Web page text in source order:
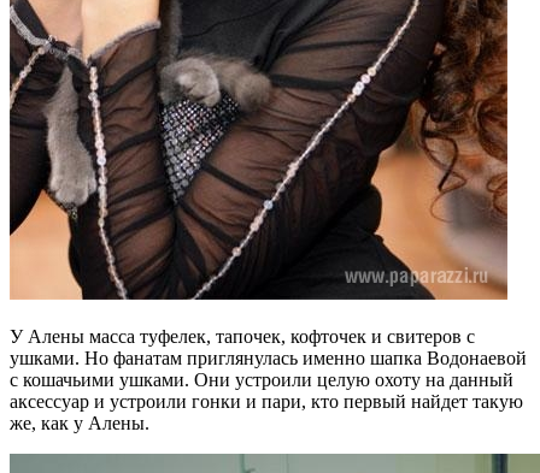
У Алены масса туфелек, тапочек, кофточек и свитеров с
ушками. Но фанатам приглянулась именно шапка Водонаевой
с кошачьими ушками. Они устроили целую охоту на данный
аксессуар и устроили гонки и пари, кто первый найдет такую
же, как у Алены.